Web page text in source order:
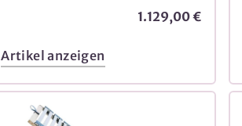
1.129,00 €
Artikel anzeigen